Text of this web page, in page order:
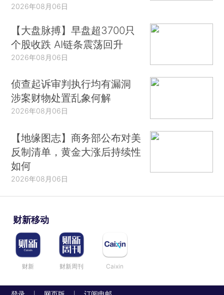
2026年08月06日
【大盘脉搏】早盘超3700只
个股收跌 AI链条震荡回升
2026年08月06日
侦查起诉审判执行均有漏洞
涉案财物处置乱象何解
2026年08月06日
【地缘图志】商务部公布对美
反制清单，黄金大涨后持续性
如何
2026年08月06日
财新移动
财新 财新周刊 Caixin